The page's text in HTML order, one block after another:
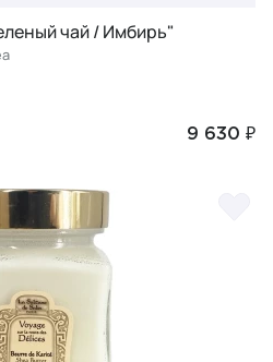
чай / Имбирь"
9 630 ₽